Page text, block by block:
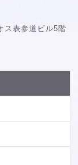
ス表参道ビル5階